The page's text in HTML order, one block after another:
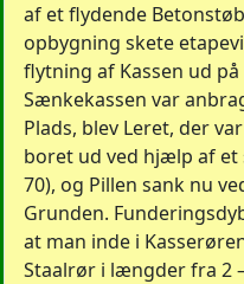
af et flydende
opbygning skete
flytning af Kassen ud
Sænkekassen var
Plads, blev Leret, der
boret ud ved hjælp af
70), og Pillen sank nu
Grunden.
at man inde i
Staalrør i længder fra 2